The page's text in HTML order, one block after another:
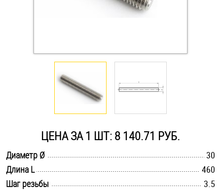
Крюки, кольца с метрической резьбой
Крюки, кольца с шурупной резьбой
Оснастка и аксессуары для яхт
Саморезы и шурупы
Стопорные кольца
ЦЕНА ЗА 1 ШТ: 8 140.71 РУБ.
Диаметр Ø
30
Длина L
460
Шаг резьбы
3.5